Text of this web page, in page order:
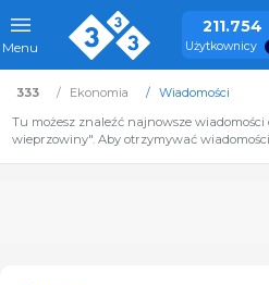
Menu
211.754
Użytkownicy
333 Ekonomia
Wiadomości
Tu możesz znaleźć najnowsze
wieprzowiny". Aby otrzymywać